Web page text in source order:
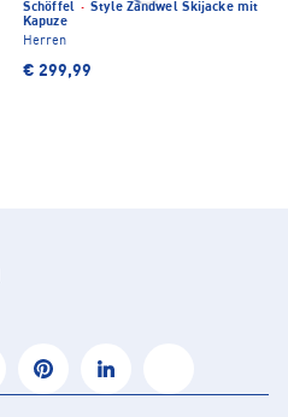
Schöffel · Style Zandwel Skijacke mit
Kapuze
Herren
€ 299,99